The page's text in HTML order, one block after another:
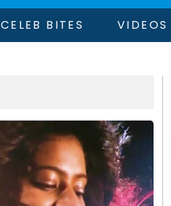
CELEB BITES VIDEOS